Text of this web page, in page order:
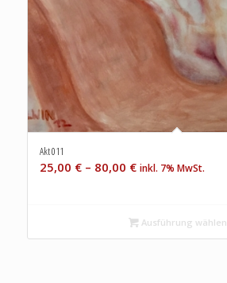
Akt 011
25,00 €– 80,00 € inkl. 7% MwSt.
Ausführung wählen